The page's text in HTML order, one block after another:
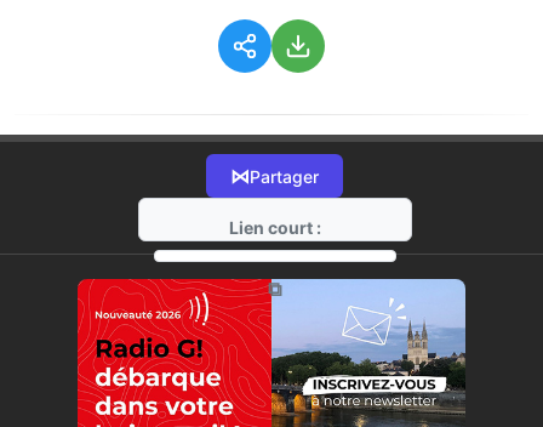
⋈Partager
Lien court :
https://radio-g.fr?22137
⧉